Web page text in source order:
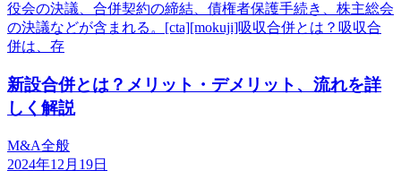
役会の決議、合併契約の締結、債権者保護手続き、株主総会
の決議などが含まれる。[cta][mokuji]吸収合併とは？吸収合
併は、存
新設合併とは？メリット・デメリット、流れを詳
しく解説
M&A全般
2024年12月19日